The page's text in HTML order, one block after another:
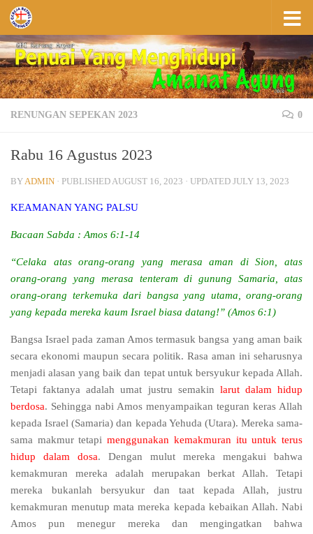
Skip to content
RENUNGAN SEPEKAN 2023 0
Rabu 16 Agustus 2023
BYADMIN · PUBLISHEDAUGUST 16, 2023 · UPDATED JULY 13, 2023
KEAMANAN YANG PALSU
Bacaan Sabda : Amos 6:1-14
“Celaka atas orang-orang yang merasa aman di Sion, atas
orang-orang yang merasa tenteram di gunung Samaria, atas
orang-orang terkemuka dari bangsa yang utama, orang-orang
yang kepada mereka kaum Israel biasa datang!” (Amos 6:1)
Bangsa Israel pada zaman Amos termasuk bangsa yang aman baik
secara ekonomi maupun secara politik. Rasa aman ini seharusnya
menjadi alasan yang baik dan tepat untuk bersyukur kepada Allah.
Tetapi faktanya adalah umat justru semakin larut dalam hidup
berdosa. Sehingga nabi Amos menyampaikan teguran keras Allah
kepada Israel (Samaria) dan kepada Yehuda (Utara). Mereka sama-
sama makmur tetapimenggunakan kemakmuran itu untuk terus
hidup dalam dosa. Dengan mulut mereka mengakui bahwa
kemakmuran mereka adalah merupakan berkat Allah. Tetapi
mereka bukanlah bersyukur dan taat kepada Allah, justru
kemakmuran menutup mata mereka kepada kebaikan Allah. Nabi
Amos pun menegur mereka dan mengingatkan bahwa